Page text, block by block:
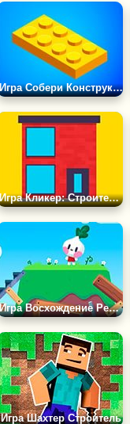
Игра Собери Конструктор
Игра Кликер: Строительство Дома
Игра Восхождение Редиски
Игра Шахтер Строитель